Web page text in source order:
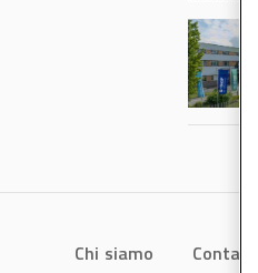
Chi siamo Contatti